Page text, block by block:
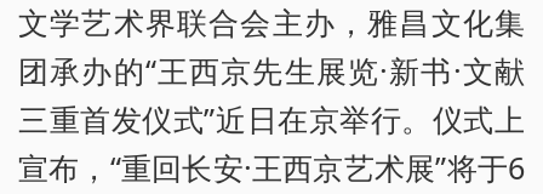
文学艺术界联合会主办，雅昌文化集
团承办的“王西京先生展览·新书·文献
三重首发仪式”近日在京举行。仪式上
宣布，“重回长安·王西京艺术展”将于6